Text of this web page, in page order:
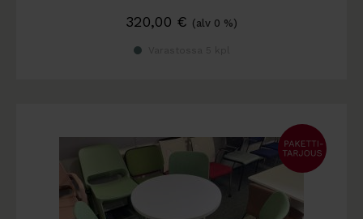
320,00 € (alv 0 %)